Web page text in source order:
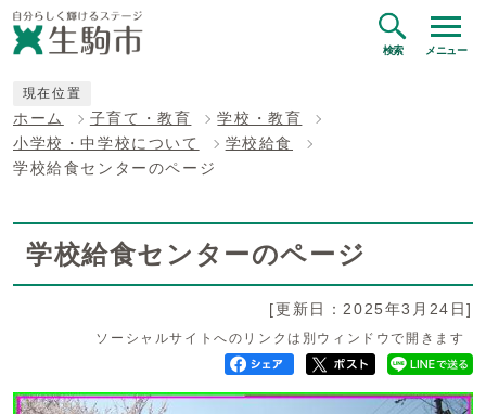
検索 メニュー
現在位置
ホーム 子育て・教育
学校・教育
小学校・中学校について
学校給食
学校給食センターのページ
学校給食センターのページ
[更新日：2025年3月24日]
ソーシャルサイトへのリンクは別ウィンドウで開きます